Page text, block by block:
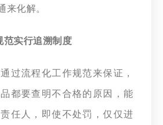
来化解。
实行追溯制度
过流程化工作规范来保证，
都要查明不合格的原因，能
任人，即使不处罚，仅仅进